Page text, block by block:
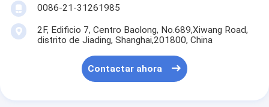
0086-21-31261985
2F, Edificio 7, Centro Baolong, No.689,Xiwang Road,
distrito de Jiading, Shanghai,201800, China
Contactar ahora